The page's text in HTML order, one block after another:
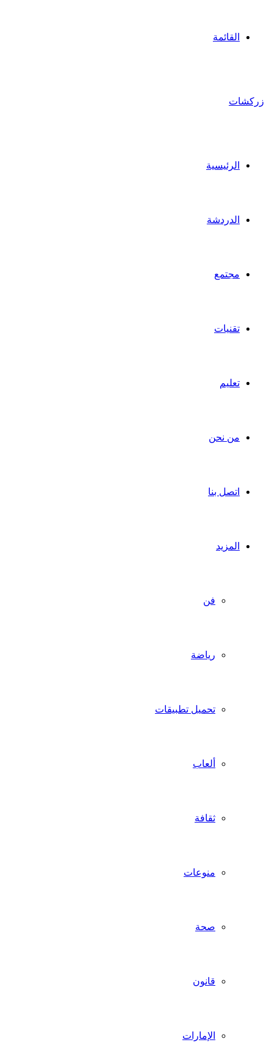
القائمة
زركشات
الرئيسية
الدردشة
مجتمع
تقنيات
تعليم
من نحن
اتصل بنا
المزيد
فن
رياضة
تحميل تطبيقات
ألعاب
ثقافة
منوعات
صحة
قانون
الإمارات